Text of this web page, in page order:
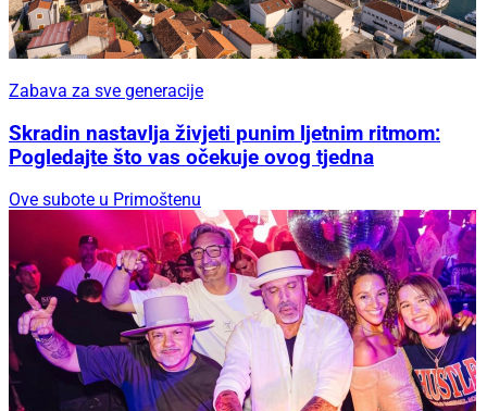
Zabava za sve generacije
Skradin nastavlja živjeti punim ljetnim ritmom:
Pogledajte što vas očekuje ovog tjedna
Ove subote u Primoštenu